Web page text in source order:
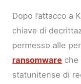
Dopo l’attacco a
chiave di
permesso alle
ransomware che
statunitense di